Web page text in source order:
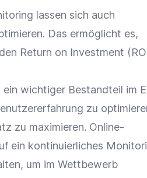
lassen sich auch
Das ermöglicht es,
Return on Investment (
wichtiger Bestandteil im
zu
zu maximieren. Online-
ein kontinuierliches
um im Wettbewerb